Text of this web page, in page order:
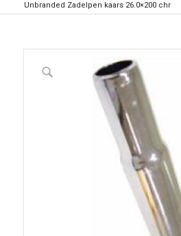
Unbranded Zadelpen kaars 26.0×200 chr